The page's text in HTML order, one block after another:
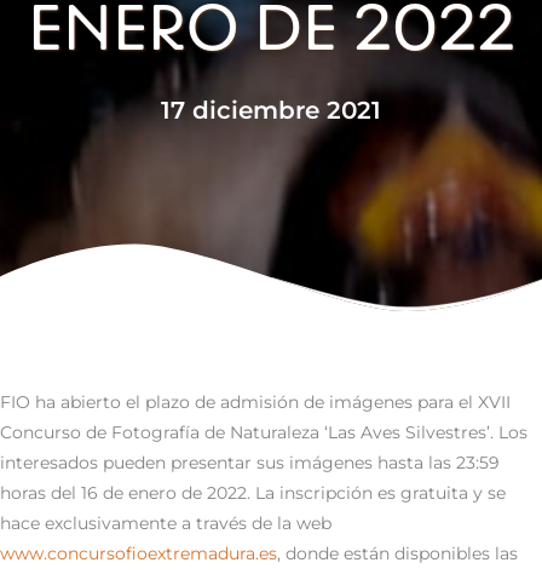
ENERO DE 2022
17 diciembre 2021
FIO ha abierto el plazo de admisión de imágenes para el XVII
Concurso de Fotografía de Naturaleza ‘Las Aves Silvestres’. Los
interesados pueden presentar sus imágenes hasta las 23:59
horas del 16 de enero de 2022. La inscripción es gratuita y se
hace exclusivamente a través de la web
www.concursofioextremadura.es, donde están disponibles las